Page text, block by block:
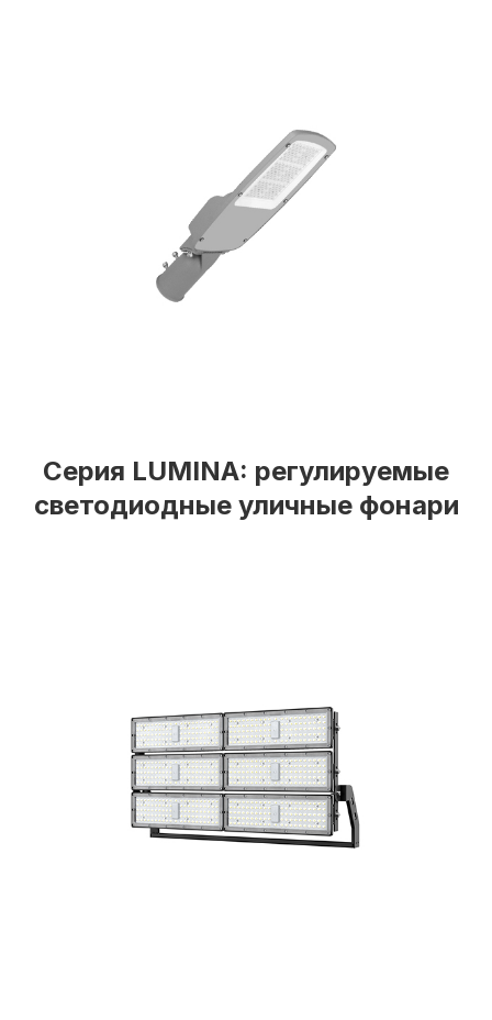
Серия LUMINA: регулируемые
светодиодные уличные фонари